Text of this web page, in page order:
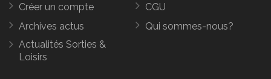
Créer un compte
Archives actus
Actualités Sorties &
Loisirs
CGU
Qui sommes-nous?